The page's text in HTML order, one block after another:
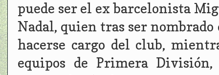
puede ser el ex barcelonista
Nadal, quien tras ser
hacerse cargo del club,
equipos de Primera